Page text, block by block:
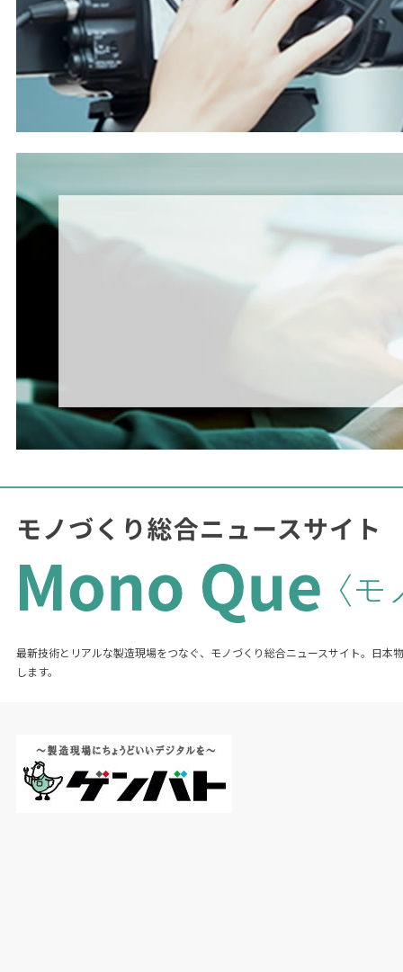
最新技術とリアルな製造現場をつなぐ、モノづくり総合ニュースサイト。日本
します。